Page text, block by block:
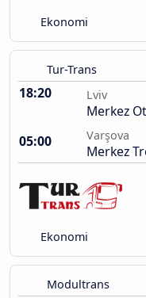
Ekonomi
Tur-Trans
18:20 Lviv
Merkez
05:00
Varşova
Merkez
Ekonomi
Modultrans